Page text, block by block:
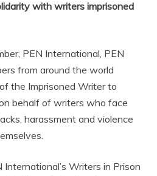
with writers imprisoned
PEN International, PEN
from around the world
the Imprisoned Writer to
behalf of writers who face
harassment and violence
Writers in Prison